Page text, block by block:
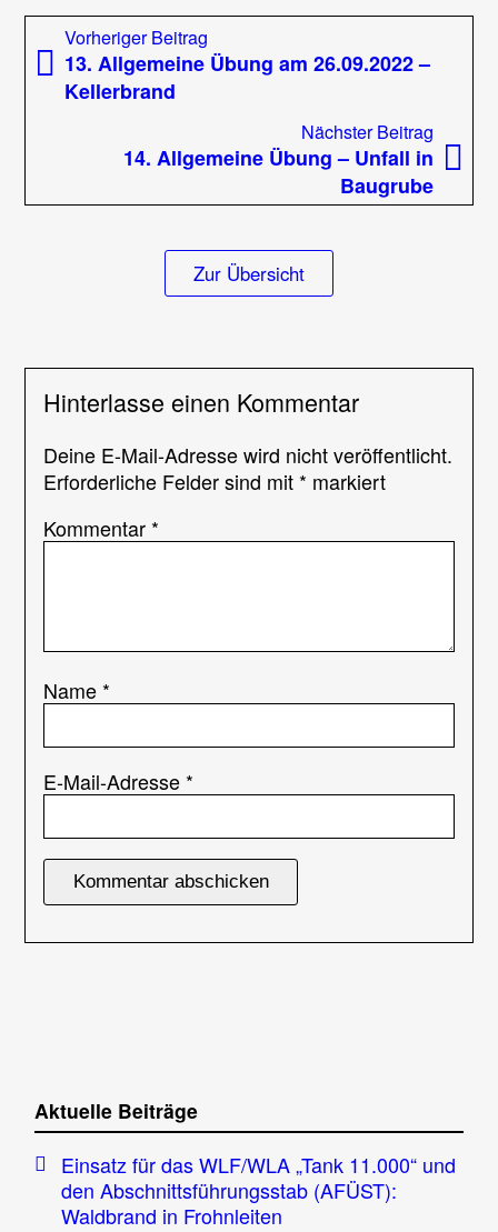
MRAS
und
Beitragsnavigation
Vorheriger Beitrag
Beitrag:
13. Allgemeine Übung am 26.09.2022 –
Kellerbrand
Nächster Beitrag
14. Allgemeine Übung – Unfall in
Baugrube
Zur Übersicht
Hinterlasse einen Kommentar
Deine E-Mail-Adresse wird nicht veröffentlicht.
Erforderliche Felder sind mit * markiert
Kommentar *
Name *
E-Mail-Adresse *
Aktuelle Beiträge
Einsatz für das WLF/WLA „Tank 11.000“ und
den Abschnittsführungsstab (AFÜST):
Waldbrand in Frohnleiten